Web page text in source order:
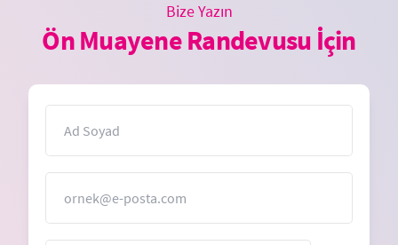
Bize Yazın
Ön Muayene Randevusu İçin